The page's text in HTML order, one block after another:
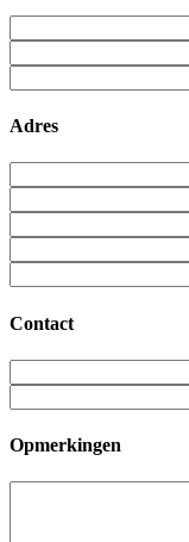
Adres
Contact
Opmerkingen